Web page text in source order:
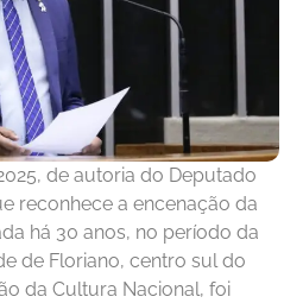
de autoria do Deputado
reconhece a encenação da
há 30 anos, no período da
de Floriano, centro sul do
da Cultura Nacional, foi